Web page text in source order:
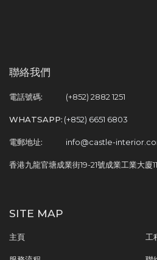
聯絡我們
電話號碼: (+852) 2882 1251
WHATSAPP: (+852) 6651 6803
電郵地址: info@castle-
香港九龍官塘成業街19-21號成業工業大廈
SITE MAP
主頁 工